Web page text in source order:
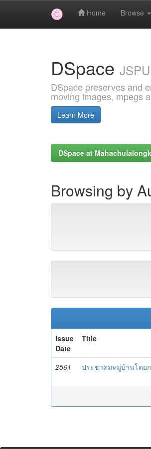
Home Browse
DSpace
DSpace preserves and
moving images, mpegs
Learn More
DSpace at
Browsing by
Issue
Date
Title
2561 ประชาคมหมู่บ้านโดย